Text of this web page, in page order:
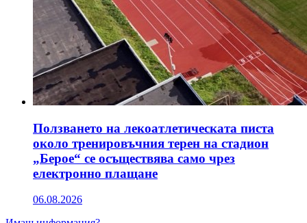
Ползването на лекоатлетическата писта
около тренировъчния терен на стадион
„Берое“ се осъществява само чрез
електронно плащане
06.08.2026